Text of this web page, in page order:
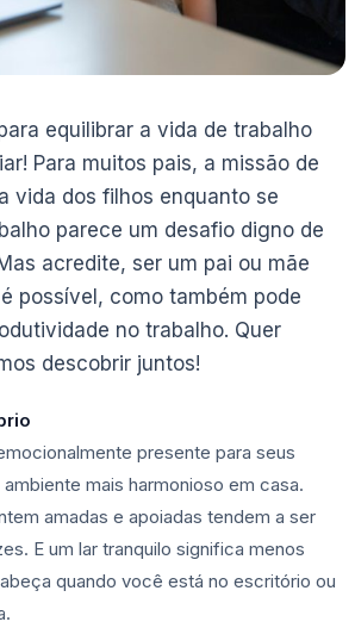
equilibrar a vida de trabalho
Para muitos pais, a missão de
vida dos filhos enquanto se
parece um desafio digno de
acredite, ser um pai ou mãe
possível, como também pode
no trabalho. Quer
descobrir juntos!
presente para seus
mais harmonioso em casa.
amadas e apoiadas tendem a ser
E um lar tranquilo significa menos
quando você está no escritório ou